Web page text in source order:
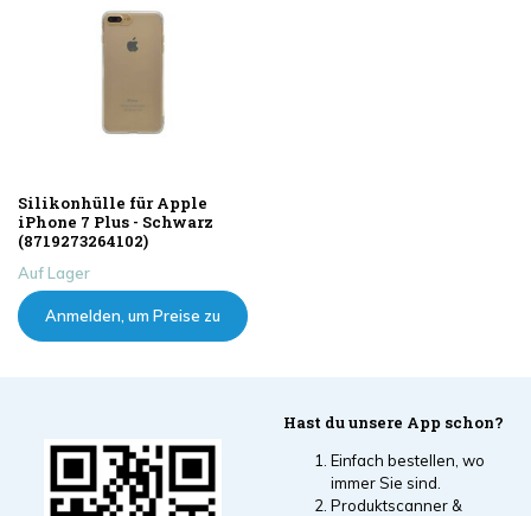
Silikonhülle für Apple
iPhone 7 Plus - Schwarz
(8719273264102)
Auf Lager
Anmelden, um Preise zu
Hast du unsere App schon?
Einfach bestellen, wo
immer Sie sind.
Produktscanner &